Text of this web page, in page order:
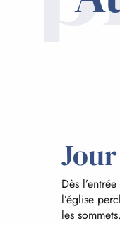
Dès
l’église
les sommets.